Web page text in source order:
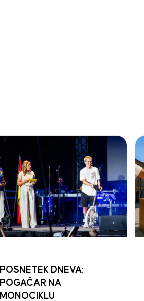
POSNETEK DNEVA:
POGAČAR NA
MONOCIKLU